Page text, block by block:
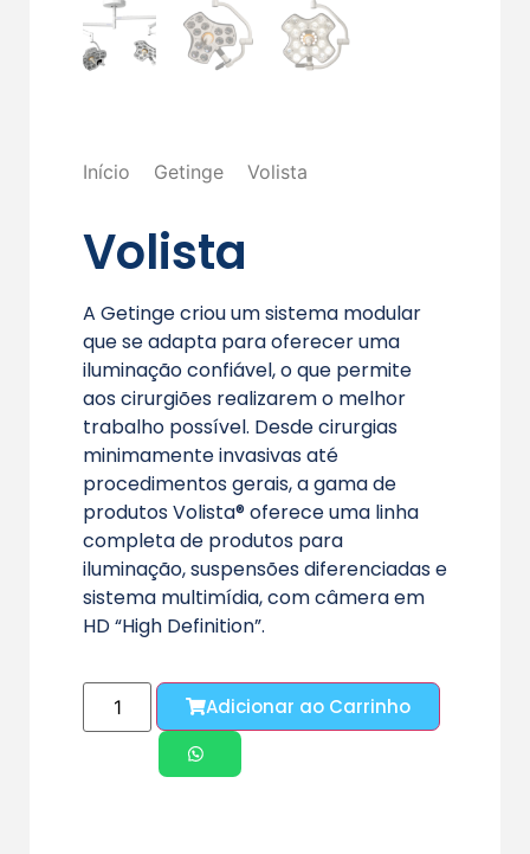
Início Getinge Volista
Volista
A Getinge criou um sistema modular
que se adapta para oferecer uma
iluminação confiável, o que permite
aos cirurgiões realizarem o melhor
trabalho possível. Desde cirurgias
minimamente invasivas até
procedimentos gerais, a gama de
produtos Volista® oferece uma linha
completa de produtos para
iluminação, suspensões diferenciadas e
sistema multimídia, com câmera em
HD “High Definition”.
Adicionar ao Carrinho